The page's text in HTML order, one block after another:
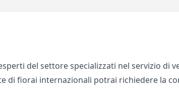
del settore specializzati nel servizio di
di fiorai internazionali potrai richiedere la